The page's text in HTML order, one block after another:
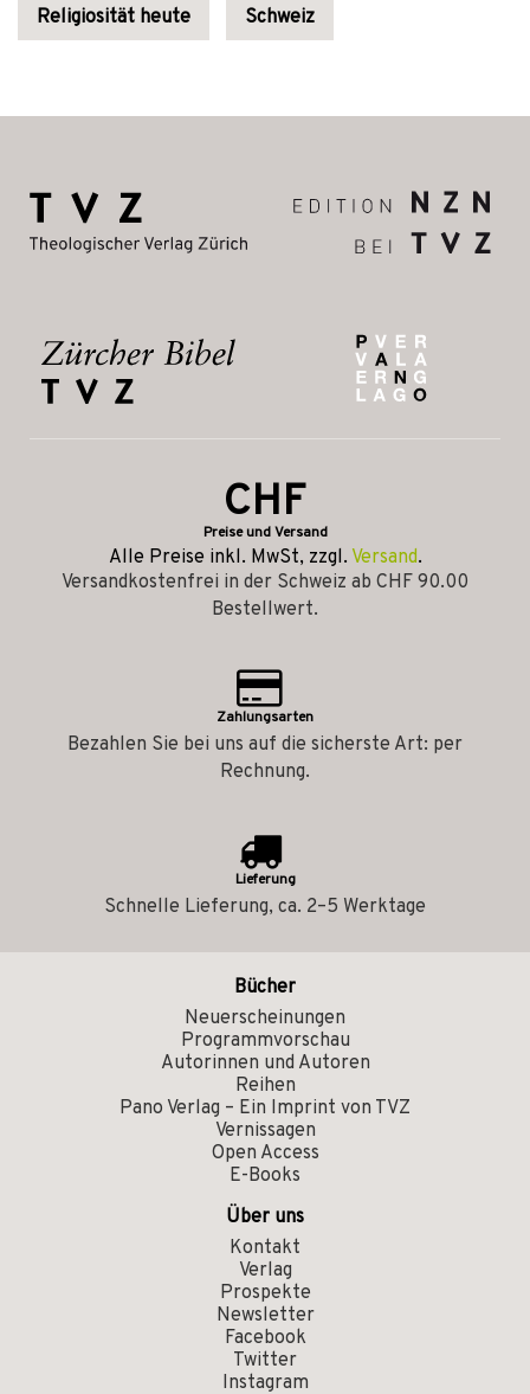
Religiosität heute Schweiz
CHF
Preise und Versand
Alle Preise inkl. MwSt, zzgl. Versand.
Versandkostenfrei in der Schweiz ab CHF 90.00
Bestellwert.
Zahlungsarten
Bezahlen Sie bei uns auf die sicherste Art: per
Rechnung.
Lieferung
Schnelle Lieferung, ca. 2–5 Werktage
Bücher
Neuerscheinungen
Programmvorschau
Autorinnen und Autoren
Reihen
Pano Verlag – Ein Imprint von TVZ
Vernissagen
Open Access
E-Books
Über uns
Kontakt
Verlag
Prospekte
Newsletter
Facebook
Twitter
Instagram